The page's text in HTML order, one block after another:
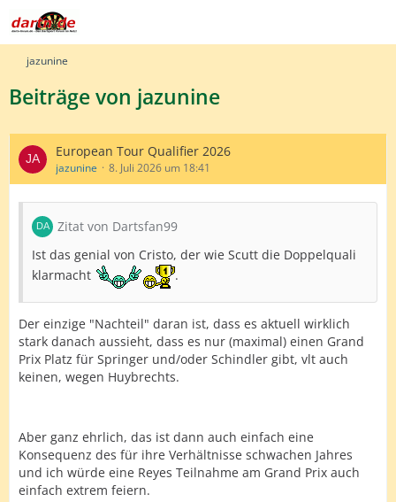
jazunine
Beiträge von jazunine
European Tour Qualifier 2026
jazunine 8. Juli 2026 um 18:41
Zitat von Dartsfan99
Ist das genial von Cristo, der wie Scutt die Doppelquali
klarmacht
.
Der einzige "Nachteil" daran ist, dass es aktuell wirklich
stark danach aussieht, dass es nur (maximal) einen Grand
Prix Platz für Springer und/oder Schindler gibt, vlt auch
keinen, wegen Huybrechts.
Aber ganz ehrlich, das ist dann auch einfach eine
Konsequenz des für ihre Verhältnisse schwachen Jahres
und ich würde eine Reyes Teilnahme am Grand Prix auch
einfach extrem feiern.